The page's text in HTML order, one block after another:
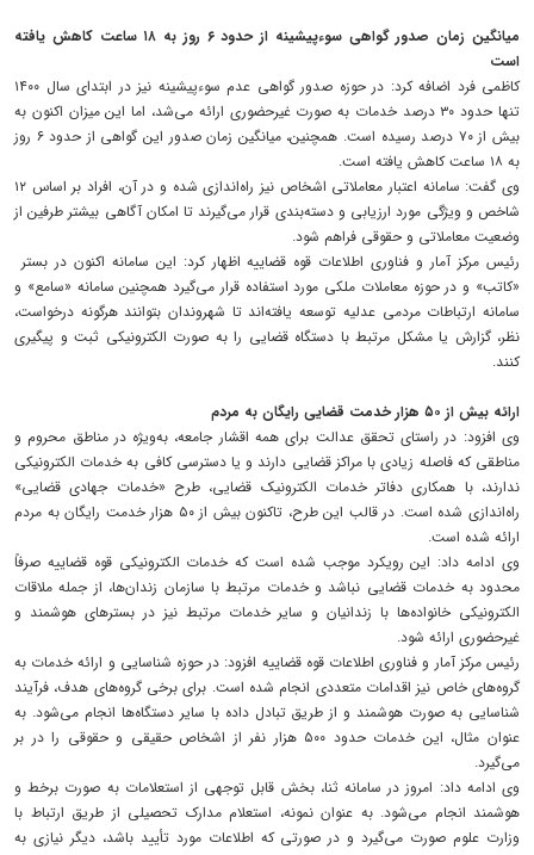
میانگین زمان صدور گواهی سوءپیشینه از حدود ۶ روز به ۱۸ ساعت کاهش یافته
است
کاظمی فرد اضافه کرد: در حوزه صدور گواهی عدم سوءپیشینه نیز در ابتدای سال ۱۴۰۰
تنها حدود ۳۰ درصد خدمات به صورت غیرحضوری ارائه می‌شد، اما این میزان اکنون به
بیش از ۷۰ درصد رسیده است. همچنین، میانگین زمان صدور این گواهی از حدود ۶ روز
به ۱۸ ساعت کاهش یافته است.
وی گفت: سامانه اعتبار معاملاتی اشخاص نیز راه‌اندازی شده و در آن، افراد بر اساس ۱۲
شاخص و ویژگی مورد ارزیابی و دسته‌بندی قرار می‌گیرند تا امکان آگاهی بیشتر طرفین از
وضعیت معاملاتی و حقوقی فراهم شود.
رئیس مرکز آمار و فناوری اطلاعات قوه قضاییه اظهار کرد: این سامانه اکنون در بستر
«کاتب» و در حوزه معاملات ملکی مورد استفاده قرار می‌گیرد همچنین سامانه «سامع» و
سامانه ارتباطات مردمی عدلیه توسعه یافته‌اند تا شهروندان بتوانند هرگونه درخواست،
نظر، گزارش یا مشکل مرتبط با دستگاه قضایی را به صورت الکترونیکی ثبت و پیگیری
کنند.
ارائه بیش از ۵۰ هزار خدمت قضایی رایگان به مردم
وی افزود: در راستای تحقق عدالت برای همه اقشار جامعه، به‌ویژه در مناطق محروم و
مناطقی که فاصله زیادی با مراکز قضایی دارند و یا دسترسی کافی به خدمات الکترونیکی
ندارند، با همکاری دفاتر خدمات الکترونیک قضایی، طرح «خدمات جهادی قضایی»
راه‌اندازی شده است. در قالب این طرح، تاکنون بیش از ۵۰ هزار خدمت رایگان به مردم
ارائه شده است.
وی ادامه داد: این رویکرد موجب شده است که خدمات الکترونیکی قوه قضاییه صرفاً
محدود به خدمات قضایی نباشد و خدمات مرتبط با سازمان زندان‌ها، از جمله ملاقات
الکترونیکی خانواده‌ها با زندانیان و سایر خدمات مرتبط نیز در بسترهای هوشمند و
غیرحضوری ارائه شود.
رئیس مرکز آمار و فناوری اطلاعات قوه قضاییه افزود: در حوزه شناسایی و ارائه خدمات به
گروه‌های خاص نیز اقدامات متعددی انجام شده است. برای برخی گروه‌های هدف، فرآیند
شناسایی به صورت هوشمند و از طریق تبادل داده با سایر دستگاه‌ها انجام می‌شود. به
عنوان مثال، این خدمات حدود ۵۰۰ هزار نفر از اشخاص حقیقی و حقوقی را در بر
می‌گیرد.
وی ادامه داد: امروز در سامانه ثنا، بخش قابل توجهی از استعلامات به صورت برخط و
هوشمند انجام می‌شود. به عنوان نمونه، استعلام مدارک تحصیلی از طریق ارتباط با
وزارت علوم صورت می‌گیرد و در صورتی که اطلاعات مورد تأیید باشد، دیگر نیازی به